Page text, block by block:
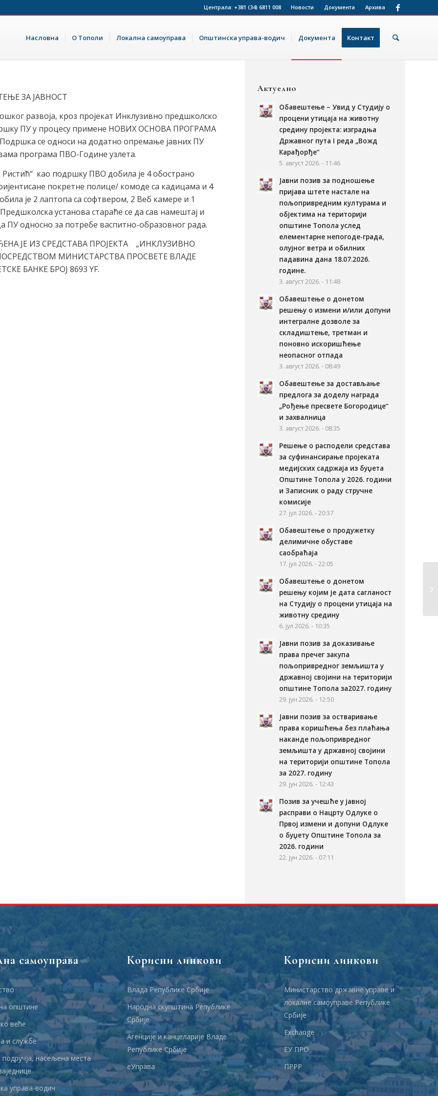
Новости Документа Архива
Централа: +381 (34) 6811 008
Насловна О Тополи Локална самоуправа Општинска управа-водич Документа Контакт
ЗА ЈАВНОСТ
развоја, кроз пројекат Инклузивно предшколско
ПУ у процесу примене НОВИХ ОСНОВА ПРОГРАМА
се односи на додатно опремање јавних ПУ
програма ПВО-Године узлета.
као подршку ПВО добила је 4 обострано
покретне полице/ комоде са кадицама и 4
је 2 лаптопа са софтвером, 2 Веб камере и 1
установа стараће се да сав намештај и
односно за потребе васпитно-образовног рада.
ЈЕ ИЗ СРЕДСТАВА ПРОЈЕКТА „ИНКЛУЗИВНО
МИНИСТАРСТВА ПРОСВЕТЕ ВЛАДЕ
БАНКЕ БРОЈ 8693 YF.
Актуелно
Обавештење – Увид у Студију о
процени утицаја на животну
средину пројекта: изградња
Државног пута I реда „Вожд
Карађорђе“
5. август 2026. - 11:46
Јавни позив за подношење
пријава штете настале на
пољопривредним културама и
објектима на територији
општине Топола услед
елементарне непогоде-града,
олујног ветра и обилних
падавина дана 18.07.2026.
године.
3. август 2026. - 11:48
Обавештење о донетом
решењу о измени и/или допуни
интегралне дозволе за
складиштење, третман и
поновно искоришћење
неопасног отпада
3. август 2026. - 08:49
Обавештење за достављање
предлога за доделу награда
„Рођење пресвете Богородице“
и захвалница
3. август 2026. - 08:35
Решење о расподели средстава
за суфинансирање пројеката
медијских садржаја из буџета
Општине Топола у 2026. години
и Записник о раду стручне
комисије
27. јул 2026. - 20:37
Обавештење о продужетку
делимичне обуставе
саобраћаја
17. јул 2026. - 22:05
Обавештење о донетом
решењу којим је дата сагланост
на Студију о процени утицаја на
животну средину
6. јул 2026. - 10:35
Јавни позив за доказивање
права пречег закупа
пољопривредног земљишта у
државној својини на територији
општине Топола за2027. годину
29. јун 2026. - 12:50
Јавни позив за остваривање
права коришћења без плаћања
наканде пољопривредног
земљишта у државној својини
на територији општине Топола
за 2027. годину
29. јун 2026. - 12:43
Позив за учешће у јавној
расправи о Нацрту Одлуке о
Првој измени и допуни Одлуке
о буџету Општине Топола за
2026. години
22. јун 2026. - 07:11
самоуправа
општине
веће
и службе
насељена места
управа-водич
Корисни линкови
Влада Републике Србије
Народна скупштина Републике
Србије
Агенције и канцеларије Владе
Републике Србије
еУправа
Корисни линкови
Министарство државне управе и
локалне самоуправе Републике
Србије
Еxchange
ЕУ ПРО
ПРРР